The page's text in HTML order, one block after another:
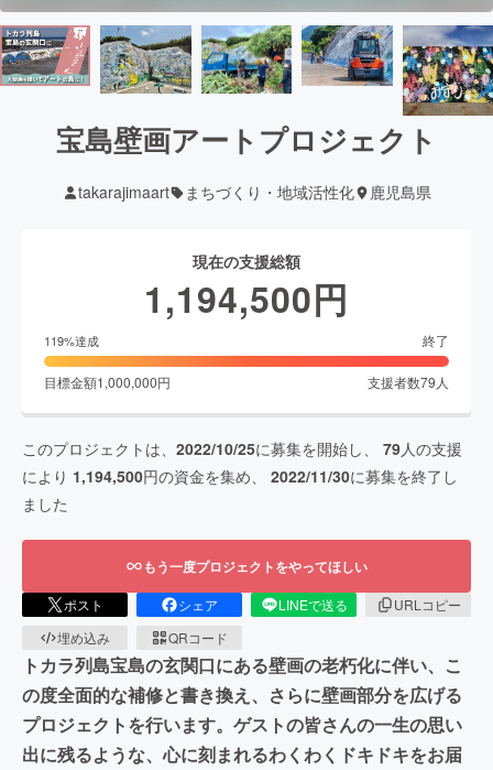
宝島壁画アートプロジェクト
takarajimaart まちづくり・地域活性化 鹿児島県
現在の支援総額
1,194,500円
119%達成 終了
目標金額1,000,000円 支援者数79 人
このプロジェクトは、 2022/10/25に募集を開始し、 79人の支援
により 1,194,500円の資金を集め、 2022/11/30に募集を終了し
ました
もう一度プロジェクトをやってほしい
ポスト シェア LINEで送る
URLコピー
埋め込み
QRコード
トカラ列島宝島の玄関口にある壁画の老朽化に伴い、こ
の度全面的な補修と書き換え、さらに壁画部分を広げる
プロジェクトを行います。ゲストの皆さんの一生の思い
出に残るような、心に刻まれるわくわくドキドキをお届